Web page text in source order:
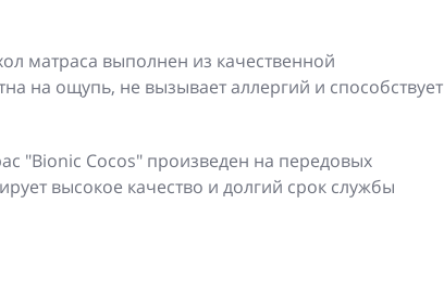
матраса выполнен из качественной
на ощупь, не вызывает аллергий и способствует
"Bionic Cocos" произведен на передовых
высокое качество и долгий срок службы